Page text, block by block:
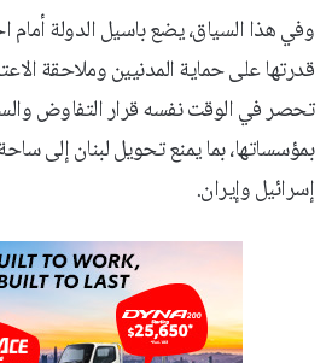
وفي هذا السياق، يضع باسيل الدولة أمام
قدرتها على حماية المدنيين وملاحقة
تحصر في الوقت نفسه قرار التفاوض
بمؤسساتها، بما يمنع تحويل لبنان إلى
إسرائيل وإيران.